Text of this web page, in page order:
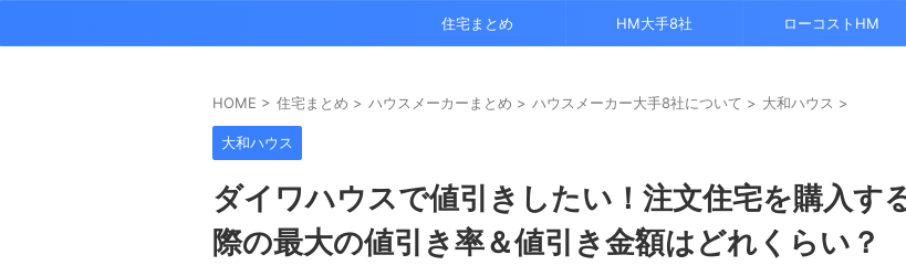
住宅まとめ HM大手8社 ローコストHM
HOME > 住宅まとめ > ハウスメーカーまとめ > ハウスメーカー大手8社について > 大和ハウス >
大和ハウス
ダイワハウスで値引きしたい！注文住宅を購入す
際の最大の値引き率＆値引き金額はどれくらい？